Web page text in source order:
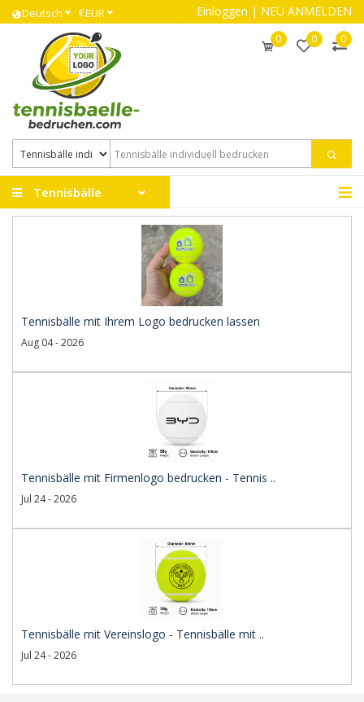
Deutsch €EUR Einloggen | NEU ANMELDEN
0 0 0
Tennisbälle
Tennisbälle mit Ihrem Logo bedrucken lassen
Aug 04 - 2026
Tennisbälle mit Firmenlogo bedrucken - Tennis ..
Jul 24 - 2026
Tennisbälle mit Vereinslogo - Tennisbälle mit ..
Jul 24 - 2026